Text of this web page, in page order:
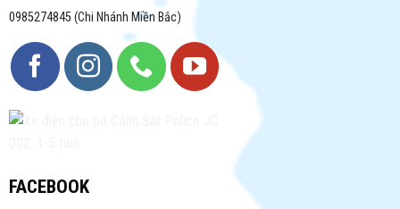
0985274845 (Chi Nhánh Miền Bắc)
FACEBOOK